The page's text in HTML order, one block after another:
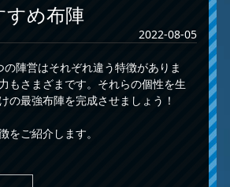
すめ布陣
2022-08-05
陣営はそれぞれ違う特徴がありま
もさまざまです。それらの個性を生
の最強布陣を完成させましょう！
をご紹介します。